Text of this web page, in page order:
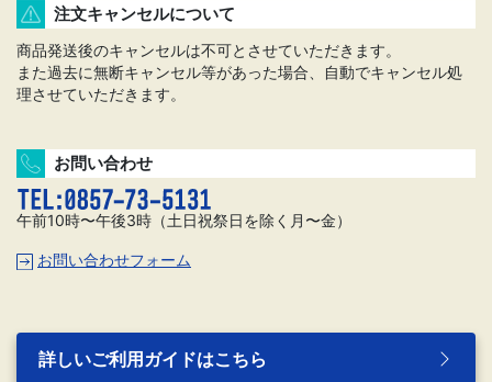
注文キャンセルについて
商品発送後のキャンセルは不可とさせていただきます。
また過去に無断キャンセル等があった場合、自動でキャンセル処
理させていただきます。
お問い合わせ
午前10時〜午後3時（土日祝祭日を除く月〜金）
お問い合わせフォーム
詳しいご利用ガイドはこちら